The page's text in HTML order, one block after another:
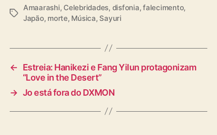
T
Amaarashi, Celebridades, disfonia,falecimento,
Japão, morte, Música, Sayuri
←
Estreia: Hanikezi e Fang Yilun protagonizam
“Love in the Desert”
→ Jo está fora do DXMON